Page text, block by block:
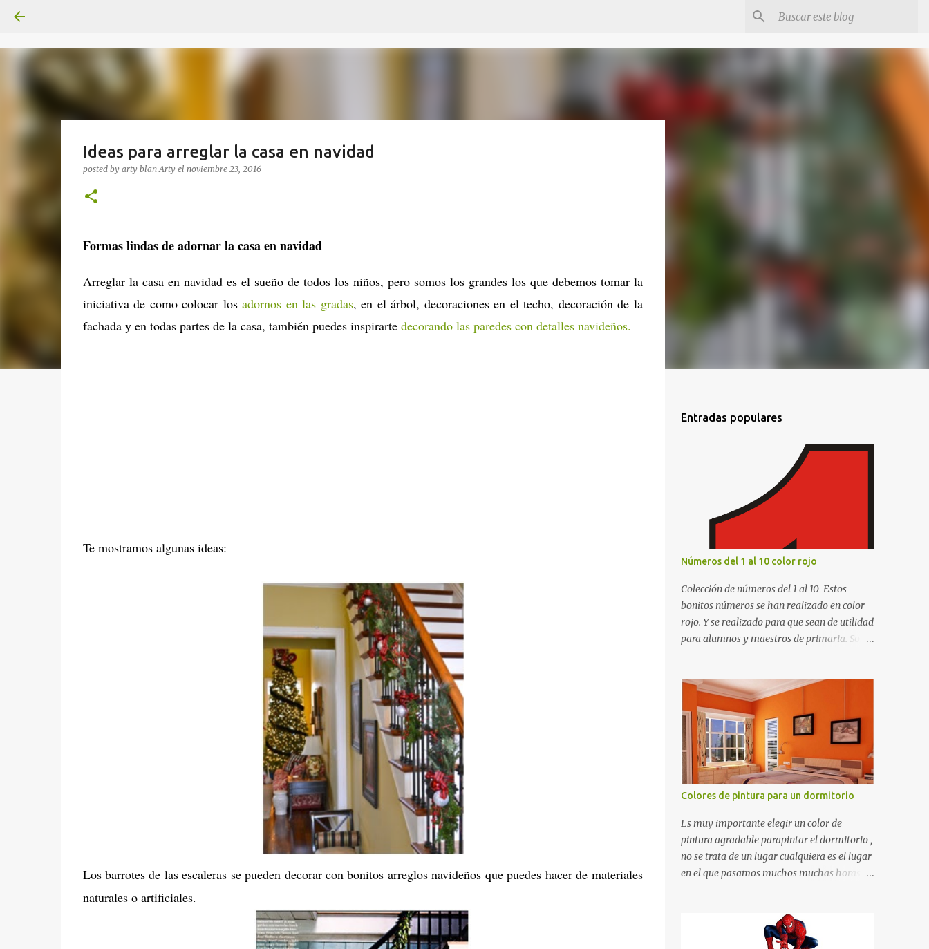
Ideas para arreglar la casa en navidad
posted by arty blanArty el noviembre 23, 2016
Formas lindas de adornar la casa en navidad
Arreglar la casa en navidad es el sueño de todos los niños, pero somos los grandes los que debemos tomar la
iniciativa de como colocar los adornos en las gradas, en el árbol, decoraciones en el techo, decoración de la
fachada y en todas partes de la casa, también puedes inspirarte decorando las paredes con detalles navideños.
Te mostramos algunas ideas:
Los barrotes de las escaleras se pueden decorar con bonitos arreglos navideños que puedes hacer de materiales
naturales o artificiales.
Entradas populares
Números del 1 al 10 color rojo
Colección de números del 1 al 10 Estos
bonitos números se han realizado en color
rojo. Y se realizado para que sean de utilidad
para alumnos y maestros de primaria. Son
de recortar y se pueden utilizar en variedad
de cosas como ser recortes para tareas
escolares, para hacer juegos infantiles
matemáticos, para decorar los cumpleaños
de los niños, entre otras cosas.
Colores de pintura para un dormitorio
Es muy importante elegir un color de
pintura agradable parapintar el dormitorio ,
no se trata de un lugar cualquiera es el lugar
en el que pasamos muchos muchas horas y
de un lugar propio que utilizamos todos los
días y por ende debemos tratar de que éste